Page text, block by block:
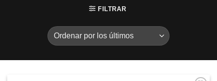
FILTRAR